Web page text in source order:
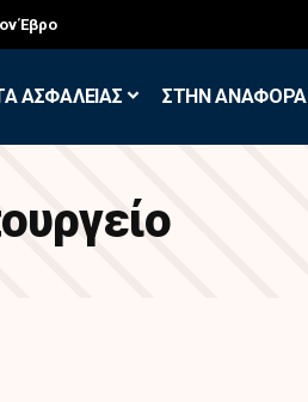
Έβρο
ΑΣΦΑΛΕΙΑΣ ΣΤΗΝ ΑΝΑΦΟΡΑ